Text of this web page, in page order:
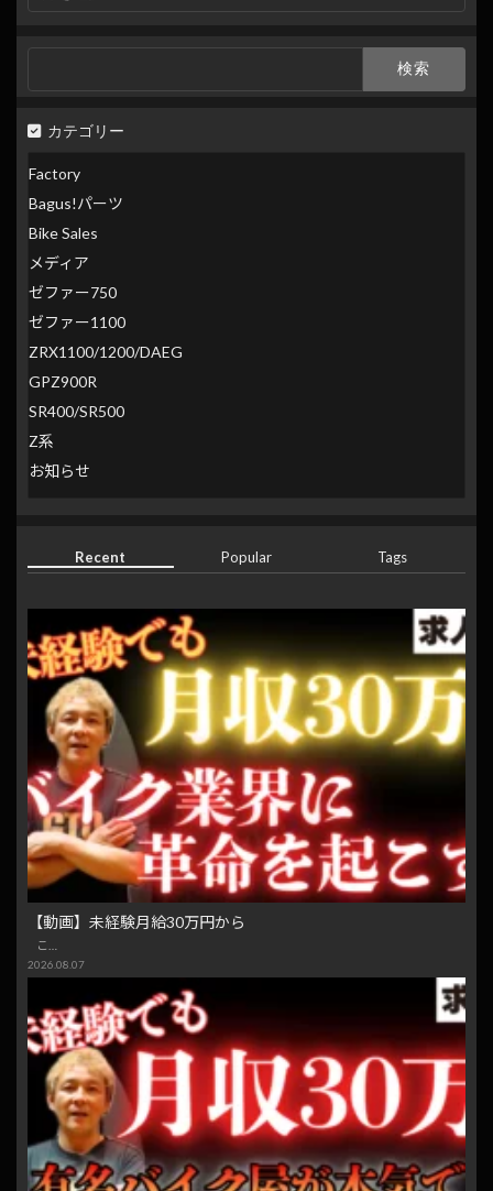
検
カテゴリー
Factory
Bagus!パーツ
Bike Sales
メディア
ゼファー750
ゼファー1100
ZRX1100/1200/DAEG
GPZ900R
SR400/SR500
Z系
お知らせ
Recent Popular Tags
【動画】未経験月給30万円から
こ…
2026.08.07